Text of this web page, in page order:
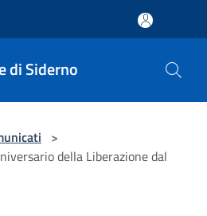
di Siderno
>
della Liberazione dal